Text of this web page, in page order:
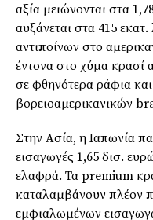
αξία μειώνονται στα
αυξάνεται στα 415
αντιποίνων στο
έντονα στο χύμα κρασί
σε φθηνότερα ράφια
βορειοαμερικανικών
Στην Ασία, η Ιαπωνία
εισαγωγές 1,65 δισ.
ελαφρά. Τα premium
καταλαμβάνουν πλέον
εμφιαλωμένων